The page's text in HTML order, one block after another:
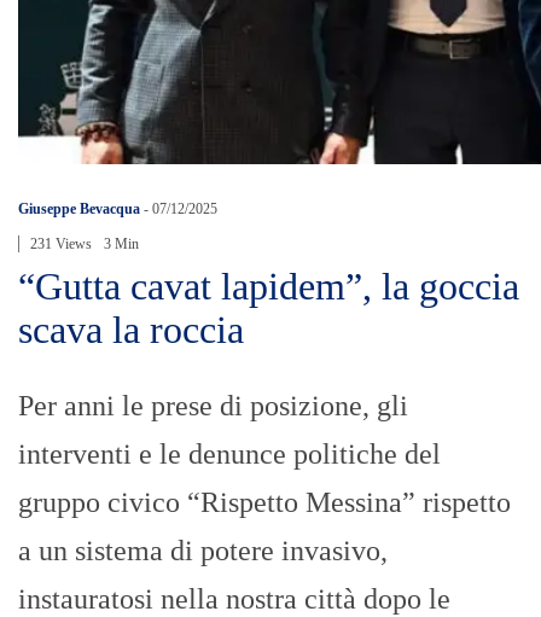
Giuseppe Bevacqua - 07/12/2025
231 Views 3 Min
“Gutta cavat lapidem”, la goccia
scava la roccia
Per anni le prese di posizione, gli
interventi e le denunce politiche del
gruppo civico “Rispetto Messina” rispetto
a un sistema di potere invasivo,
instauratosi nella nostra città dopo le